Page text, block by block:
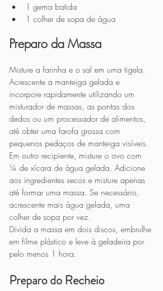
1 gema batida
1 colher de sopa de água
Preparo da Massa
Misture a farinha e o sal em uma tigela.
Acrescente a manteiga gelada e
incorpore rapidamente utilizando um
misturador de massas, as pontas dos
dedos ou um processador de alimentos,
até obter uma farofa grossa com
pequenos pedaços de manteiga visíveis.
Em outro recipiente, misture o ovo com
¼ de xícara de água gelada. Adicione
aos ingredientes secos e misture apenas
até formar uma massa. Se necessário,
acrescente mais água gelada, uma
colher de sopa por vez.
Divida a massa em dois discos, embrulhe
em filme plástico e leve à geladeira por
pelo menos 1 hora.
Preparo do Recheio